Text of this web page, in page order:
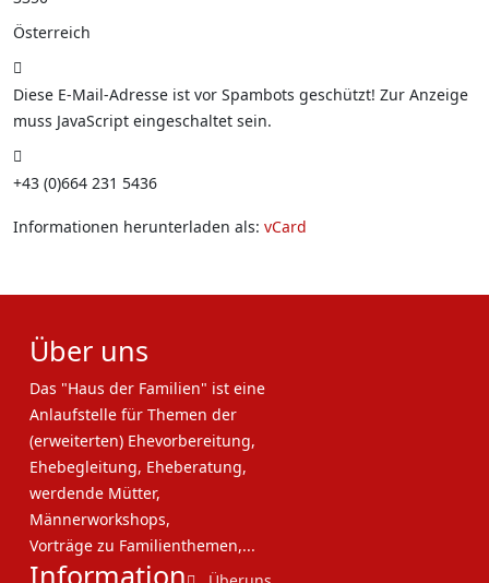
Österreich
Diese E-Mail-Adresse ist vor Spambots geschützt! Zur Anzeige
muss JavaScript eingeschaltet sein.
+43 (0)664 231 5436
Informationen herunterladen als: vCard
Über uns
Das "Haus der Familien" ist eine
Anlaufstelle für Themen der
(erweiterten) Ehevorbereitung,
Ehebegleitung, Eheberatung,
werdende Mütter,
Männerworkshops,
Vorträge zu Familienthemen,...
Information